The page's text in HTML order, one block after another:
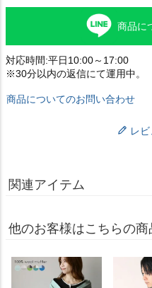
商品に
対応時間:平日10:00～17:00
※30分以内の返信にて運用中。
商品についてのお問い合わせ
レビ
関連アイテム
他のお客様はこちらの